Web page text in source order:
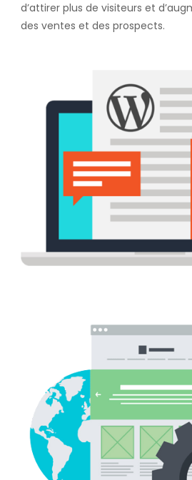
d’attirer plus de visiteurs et
des ventes et des prospects.